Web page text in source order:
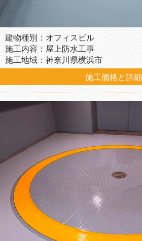
建物種別：オフィスビル
施工内容：屋上防水工事
施工地域：神奈川県横浜市
施工価格と詳細